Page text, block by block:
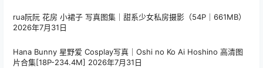
rua阮阮 花房 小裙子 写真图集｜甜系少女私房摄影（54P｜661MB）
2026年7月31日
Hana Bunny 星野爱 Cosplay写真｜Oshi no Ko Ai Hoshino 高清图
片合集[18P-234.4M] 2026年7月31日